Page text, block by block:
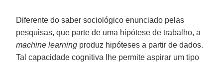
Diferente do saber sociológico enunciado pelas
pesquisas, que parte de uma hipótese de trabalho, a
machine learning produz hipóteses a partir de dados.
Tal capacidade cognitiva lhe permite aspirar um tipo